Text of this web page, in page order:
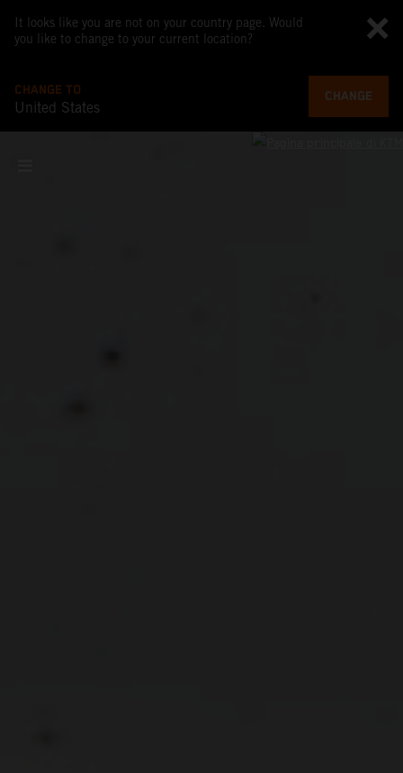
It looks like you are not on your country page. Would
you like to change to your current location?
CHANGE TO
United States
CHANGE